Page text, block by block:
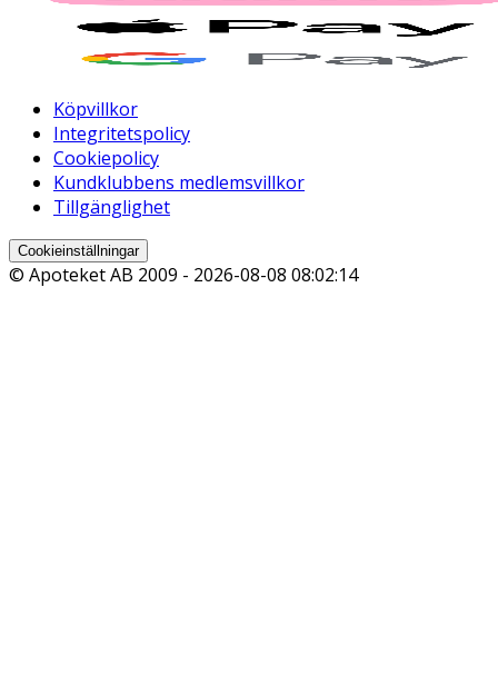
Köpvillkor
Integritetspolicy
Cookiepolicy
Kundklubbens medlemsvillkor
Tillgänglighet
Cookieinställningar
© Apoteket AB 2009 - 2026-08-08 08:02:14